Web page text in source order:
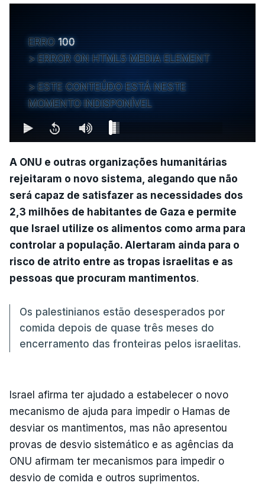
ERRO 100
ERROR ON HTML5 MEDIA ELEMENT
ESTE CONTEÚDO ESTÁ NESTE
MOMENTO INDISPONÍVEL
A ONU e outras organizações humanitárias
rejeitaram o novo sistema, alegando que não
será capaz de satisfazer as necessidades dos
2,3 milhões de habitantes de Gaza e permite
que Israel utilize os alimentos como arma para
controlar a população. Alertaram ainda para o
risco de atrito entre as tropas israelitas e as
pessoas que procuram mantimentos.
Os palestinianos estão desesperados por
comida depois de quase três meses do
encerramento das fronteiras pelos israelitas.
Israel afirma ter ajudado a estabelecer o novo
mecanismo de ajuda para impedir o Hamas de
desviar os mantimentos, mas não apresentou
provas de desvio sistemático e as agências da
ONU afirmam ter mecanismos para impedir o
desvio de comida e outros suprimentos.